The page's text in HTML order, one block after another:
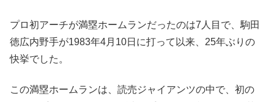
プロ初アーチが満塁ホームランだったのは7人目で、駒田
徳広内野手が1983年4月10日に打って以来、25年ぶりの
快挙でした。
この満塁ホームランは、読売ジャイアンツの中で、初の